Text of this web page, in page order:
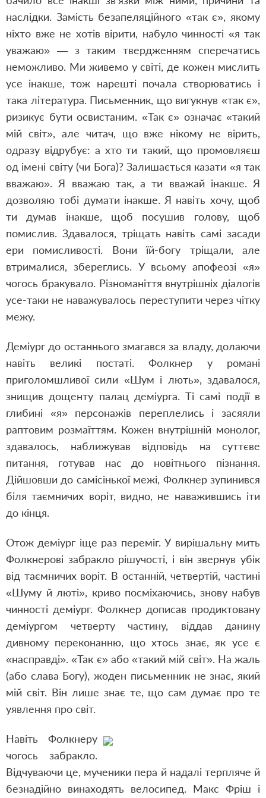
наслідки. Замість безапеляційного «так є», якому
ніхто вже не хотів вірити, набуло чинності «я так
уважаю» — з таким твердженням сперечатись
неможливо. Ми живемо у світі, де кожен мислить
усе інакше, тож нарешті почала створюватись і
така література. Письменник, що вигукнув «так є»,
ризикує бути освистаним. «Так є» означає «такий
мій світ», але читач, що вже нікому не вірить,
одразу відрубує: а хто ти такий, що промовляєш
од імені світу (чи Бога)? Залишається казати «я так
вважаю». Я вважаю так, а ти вважай інакше. Я
дозволяю тобі думати інакше. Я навіть хочу, щоб
ти думав інакше, щоб посушив голову, щоб
помислив. Здавалося, тріщать навіть самі засади
ери помисливості. Вони їй-богу тріщали, але
втрималися, збереглись. У всьому апофеозі «я»
чогось бракувало. Різноманіття внутрішніх діалогів
усе-таки не наважувалось переступити через чітку
межу.
Деміург до останнього змагався за владу, долаючи
навіть великі постаті. Фолкнер у романі
приголомшливої сили «Шум і лють», здавалося,
знищив дощенту палац деміурга. Ті самі події в
глибині «я» персонажів переплелись і засяяли
раптовим розмаїттям. Кожен внутрішній монолог,
здавалось, наближував відповідь на суттєве
питання, готував нас до новітнього пізнання.
Дійшовши до самісінької межі, Фолкнер зупинився
біля таємничих воріт, видно, не наважившись іти
до кінця.
Отож деміург іще раз переміг. У вирішальну мить
Фолкнерові забракло рішучості, і він звернув убік
від таємничих воріт. В останній, четвертій, частині
«Шуму й люті», криво посміхаючись, знову набув
чинності деміург. Фолкнер дописав продиктовану
деміургом четверту частину, віддав данину
дивному переконанню, що хтось знає, як усе є
«насправді». «Так є» або «такий мій світ». На жаль
(або слава Богу), жоден письменник не знає, який
мій світ. Він лише знає те, що сам думає про те
уявлення про світ.
Навіть Фолкнеру
чогось забракло.
Відчуваючи це, мученики пера й надалі терпляче й
безнадійно винаходять велосипед. Макс Фріш і